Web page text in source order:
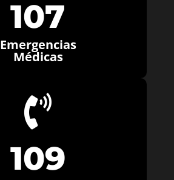
107
Emergencias
Médicas

109